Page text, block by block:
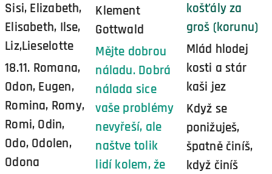
Sisi, Elizabeth,
Elisabeth, Ilse,
Liz,Lieselotte
18.11. Romana,
Odon, Eugen,
Romina, Romy,
Romi, Odin,
Odo, Odolen,
Odona
Klement
Gottwald
Mějte dobrou
náladu. Dobrá
nálada sice
vaše problémy
nevyřeší, ale
naštve tolik
lidí kolem, že
košťály za
groš (korunu)
Mlád hlodej
kosti a stár
kaši jez
Když se
ponižuješ,
špatně činíš,
když činíš